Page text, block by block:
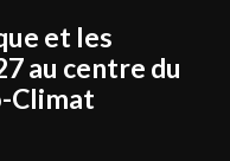
et les
au centre du
Climat